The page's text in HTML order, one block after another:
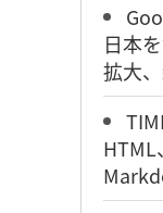
日本
拡大
HTML